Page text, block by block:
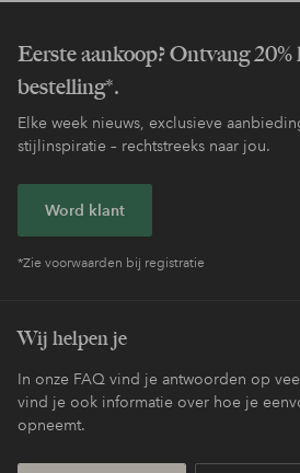
Eerste aankoop? Ontvang
bestelling*.
Elke week nieuws, exclusieve
stijlinspiratie – rechtstreeks naar jou.
Word klant
*Zie voorwaarden bij registratie
Wij helpen je
In onze FAQ vind je antwoorden op
vind je ook informatie over hoe je
opneemt.